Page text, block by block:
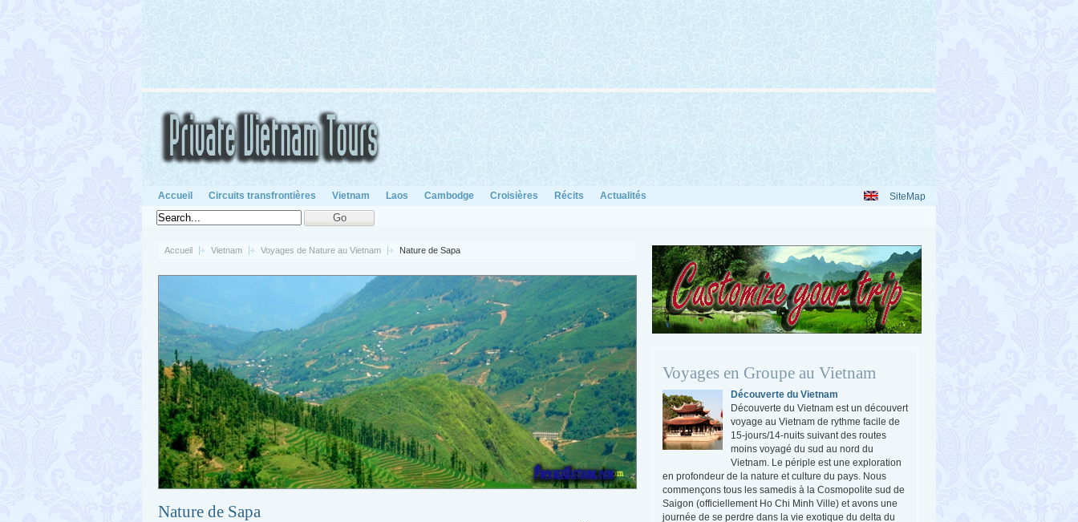
Accueil Circuits transfrontières Vietnam Laos Cambodge Croisières Récits Actualités SiteMap
Accueil Vietnam Voyages de Nature au Vietnam Nature de Sapa
Nature de Sapa
Voyages en Groupe au Vietnam
Découverte du Vietnam
Découverte du Vietnam est un découvert
voyage au Vietnam de rythme facile de
15-jours/14-nuits suivant des routes
moins voyagé du sud au nord du
Vietnam. Le périple est une exploration
en profondeur de la nature et culture du pays. Nous
commençons tous les samedis à la Cosmopolite sud de
Saigon (officiellement Ho Chi Minh Ville) et avons une
journée de se perdre dans la vie exotique du delta du